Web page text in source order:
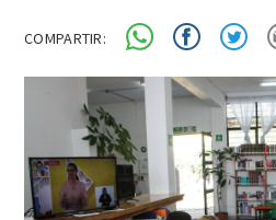
COMPARTIR: